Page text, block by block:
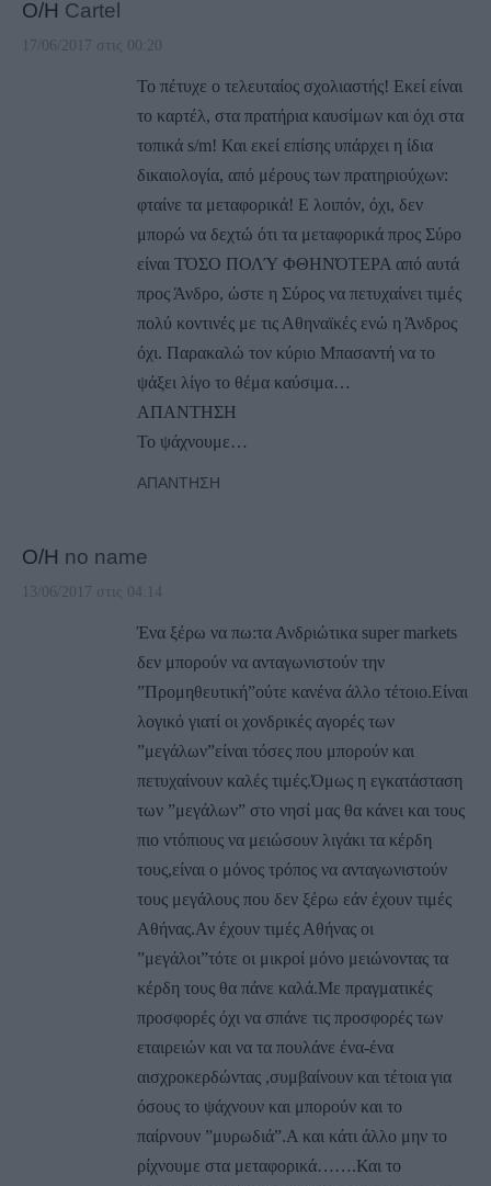
Ο/Η Cartel
17/06/2017 στις 00:20
Το πέτυχε ο τελευταίος σχολιαστής! Εκεί είναι
το καρτέλ, στα πρατήρια καυσίμων και όχι στα
τοπικά s/m! Και εκεί επίσης υπάρχει η ίδια
δικαιολογία, από μέρους των πρατηριούχων:
φταίνε τα μεταφορικά! Ε λοιπόν, όχι, δεν
μπορώ να δεχτώ ότι τα μεταφορικά προς Σύρο
είναι ΤΌΣΟ ΠΟΛΎ ΦΘΗΝΌΤΕΡΑ από αυτά
προς Άνδρο, ώστε η Σύρος να πετυχαίνει τιμές
πολύ κοντινές με τις Αθηναϊκές ενώ η Άνδρος
όχι. Παρακαλώ τον κύριο Μπασαντή να το
ψάξει λίγο το θέμα καύσιμα…
ΑΠΑΝΤΗΣΗ
Το ψάχνουμε…
ΑΠΆΝΤΗΣΗ
Ο/Η no name
13/06/2017 στις 04:14
Ένα ξέρω να πω:τα Ανδριώτικα super markets
δεν μπορούν να ανταγωνιστούν την
”Προμηθευτική”ούτε κανένα άλλο τέτοιο.Είναι
λογικό γιατί οι χονδρικές αγορές των
”μεγάλων”είναι τόσες που μπορούν και
πετυχαίνουν καλές τιμές.Όμως η εγκατάσταση
των ”μεγάλων” στο νησί μας θα κάνει και τους
πιο ντόπιους να μειώσουν λιγάκι τα κέρδη
τους,είναι ο μόνος τρόπος να ανταγωνιστούν
τους μεγάλους που δεν ξέρω εάν έχουν τιμές
Αθήνας.Αν έχουν τιμές Αθήνας οι
”μεγάλοι”τότε οι μικροί μόνο μειώνοντας τα
κέρδη τους θα πάνε καλά.Με πραγματικές
προσφορές όχι να σπάνε τις προσφορές των
εταιρειών και να τα πουλάνε ένα-ένα
αισχροκερδώντας ,συμβαίνουν και τέτοια για
όσους το ψάχνουν και μπορούν και το
παίρνουν ”μυρωδιά”.Α και κάτι άλλο μην το
ρίχνουμε στα μεταφορικά…….Και το